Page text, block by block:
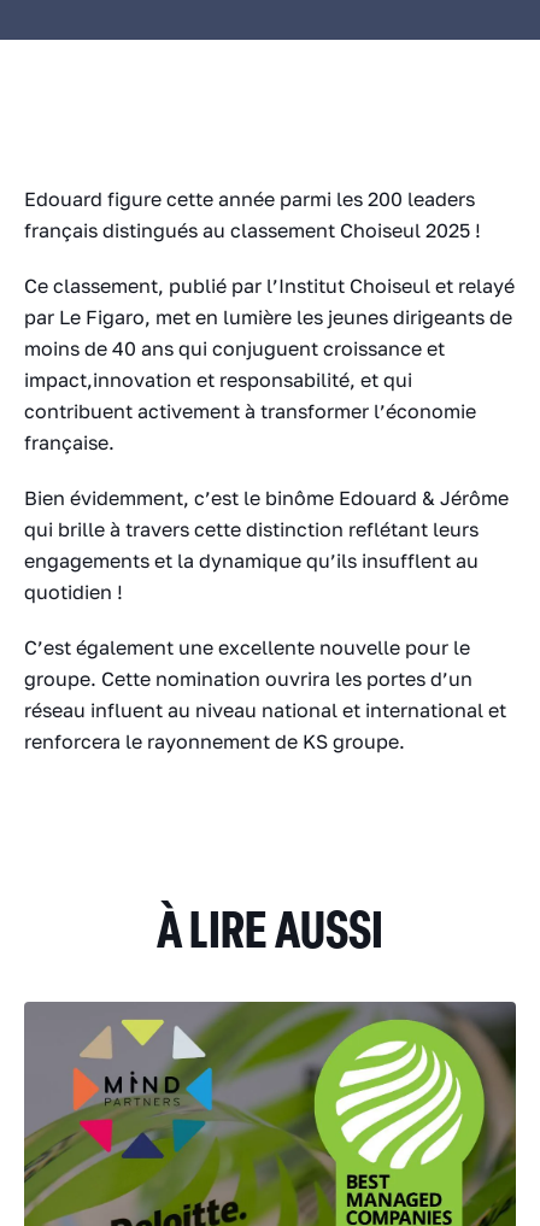
Edouard figure cette année parmi les 200 leaders
français distingués au classement Choiseul 2025 !
Ce classement, publié par l’Institut Choiseul et relayé
par Le Figaro, met en lumière les jeunes dirigeants de
moins de 40 ans qui conjuguent croissance et
impact,innovation et responsabilité, et qui
contribuent activement à transformer l’économie
française.
Bien évidemment, c’est le binôme Edouard & Jérôme
qui brille à travers cette distinction reflétant leurs
engagements et la dynamique qu’ils insufflent au
quotidien !
C’est également une excellente nouvelle pour le
groupe. Cette nomination ouvrira les portes d’un
réseau influent au niveau national et international et
renforcera le rayonnement de KS groupe.
À LIRE AUSSI